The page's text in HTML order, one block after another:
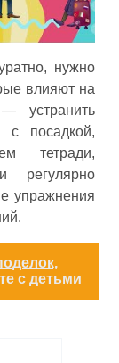
нужно
влияют на
устранить
с посадкой,
тетради,
регулярно
упражнения
с детьми